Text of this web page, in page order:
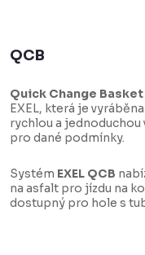
QCB
Quick Change Basket
EXEL, která je
rychlou a jednoduchou
pro dané podmínky.
Systém EXEL QCB
na asfalt pro jízdu na
dostupný pro hole s